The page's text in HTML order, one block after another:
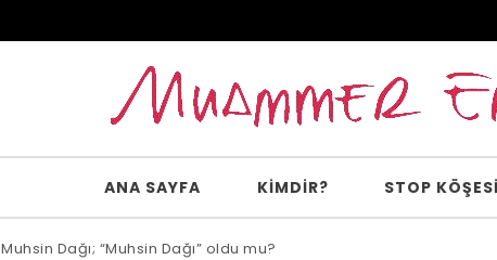
ANA SAYFA KİMDİR? STOP KÖŞESI
Muhsin Dağı; “Muhsin Dağı” oldu mu?
Allah bir, dese sözüne inanır mısın?